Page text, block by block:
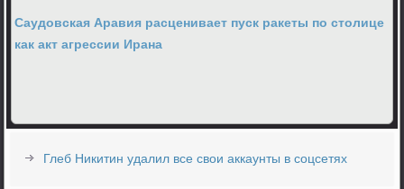
Саудовская Аравия расценивает пуск ракеты по столице
как акт агрессии Ирана
Глеб Никитин удалил все свои аккаунты в соцсетях